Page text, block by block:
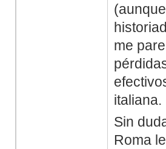
me
italiana.
Sin
Roma